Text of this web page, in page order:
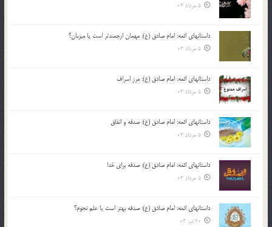
5 مرداد 03
داستانهای ائمه: امام صادق (ع): مهمان ارجمندتر است یا میزبان؟
5 مرداد 03
داستانهای ائمه: امام صادق (ع): مرز اسراف
5 مرداد 03
داستانهای ائمه: امام صادق (ع): صدقه و انفاق
5 مرداد 03
داستانهای ائمه: امام صادق (ع): صدقه برای خدا
5 مرداد 03
داستانهای ائمه: امام صادق (ع): صدقه بهتر است یا علم نجوم؟
20 تیر 03